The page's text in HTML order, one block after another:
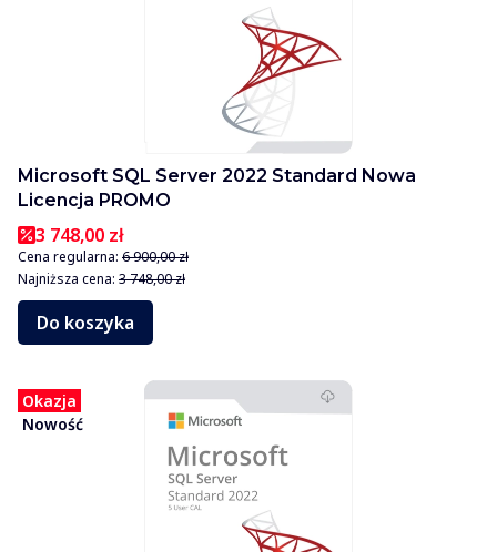
Microsoft SQL Server 2022 Standard Nowa
Licencja PROMO
3 748,00 zł
Cena regularna: 6 900,00 zł
Najniższa cena: 3 748,00 zł
Do koszyka
Okazja
Nowość